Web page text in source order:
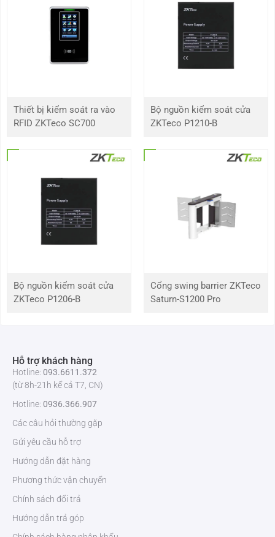
Đầu vào chuông
Hỗ trợ 8 vùng cảm biến: khói, khí, PIR, cửa ra
vào, cửa sổ, hoảng loạn và lũ lụt
Môi trường ứng
Trong nhà
(Cao*Rộng*Sâu)
Nhiệt độ hoạt
Độ ẩm hoạt
động
10% đến 90% (không ngưng tụ)
Màn hình Màn hình cảm ứng điện dung
Âm thanh
thanh
Hủy tiếng vang
Thiết bị kiểm soát ra vào
RFID ZKTeco SC700
Bộ nguồn kiểm soát cửa
ZKTeco P1210-B
Bộ nguồn kiểm soát cửa
ZKTeco P1206-B
Cổng swing barrier ZKTeco
Saturn-S1200 Pro
Hỗ trợ khách hàng
Hotline: 093.6611.372
(từ 8h-21h kể cả T7, CN)
Hotline: 0936.366.907
Các câu hỏi thường gặp
Gửi yêu cầu hỗ trợ
Hướng dẫn đặt hàng
Phương thức vận chuyển
Chính sách đổi trả
Hướng dẫn trả góp